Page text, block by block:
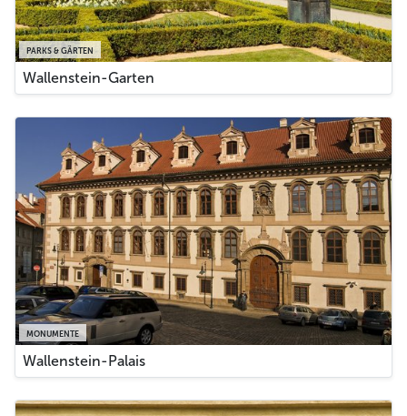
PARKS & GÄRTEN
Wallenstein-Garten
MONUMENTE
Wallenstein-Palais